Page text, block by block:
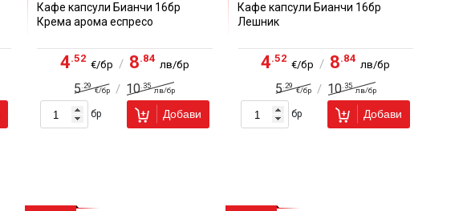
Кафе капсули Бианчи 16бр
Крема арома еспресо
4.52
€/бр / 8.84
лв/бр
5 .29
€/бр / 10 .35
лв/бр
бр Добави
Кафе капсули Бианчи 16бр
Лешник
4.52
€/бр / 8.84
лв/бр
5 .29
€/бр / 10 .35
лв/бр
бр Добави